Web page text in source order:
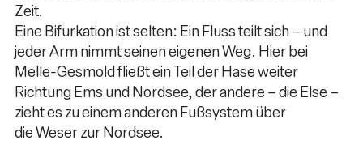
Zeit.
Eine Bifurkation ist selten: Ein Fluss teilt sich – und
jeder Arm nimmt seinen eigenen Weg. Hier bei
Melle-Gesmold fließt ein Teil der Hase weiter
Richtung Ems und Nordsee, der andere – die Else –
zieht es zu einem anderen Fußsystem über
die Weser zur Nordsee.